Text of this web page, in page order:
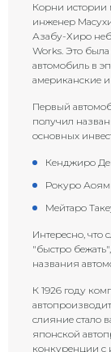
Корни истории
инженер
Азабу-Хиро
Works. Это
автомобиль в
американские
Первый
получил
основных
Кенджиро
Рокуро
Мейтаро
Интересно, что
"быстро
названия
К 1926 году
слияние стало
японской
конкуренции с